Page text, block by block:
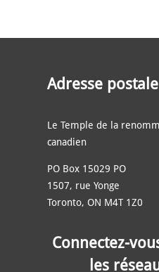
Adresse postale
Le Temple de la
canadien
PO Box 15029 PO
1507, rue Yonge
Toronto, ON M4T 1Z0
Connectez-
les